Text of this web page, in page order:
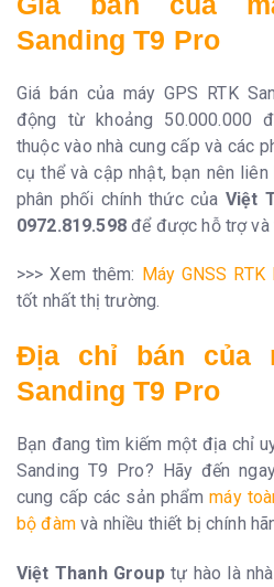
Sanding T9 Pro
Giá bán của máy GPS RTK
động từ khoảng 50.000.000
thuộc vào nhà cung cấp và các
cụ thể và cập nhật, bạn nên
phân phối chính thức của Việt
0972.819.598để được hỗ trợ và
>>> Xem thêm: Máy GNSS
tốt nhất thị trường.
Địa chỉ bán của
Sanding T9 Pro
Bạn đang tìm kiếm một địa chỉ
Sanding T9 Pro? Hãy đến
cung cấp các sản phẩmmáy
bộ đàmvà nhiều thiết bị chính
Việt Thanh Grouptự hào là